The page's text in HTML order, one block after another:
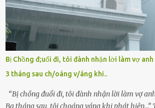
bà Đỗ Thị Nga, lập tức ra quyết định nhẫn tâm:
viện cớ “không đủ khả năng nuôi dưỡng” và
quyền giám hộ, yêu cầu bệnh viện xử lý bé
bỏ rơi. Trong khi ấy, con gái ruột của họ –
mê man sau sinh, hoàn toàn không hay biết
Thiếu úy Nguyễn Thị Mai, một nữ cảnh sát
tình cờ chứng kiến giây phút bé bị đưa đi trong
hỏn, bàn tay bé xíu co quắp, ...
Bị Chồng đ;uổi đi, tôi đành nhận lời làm vợ anh
3 tháng sau ch/oáng v/áng khi..
“Bị chồng đuổi đi, tôi đành nhận lời làm vợ
Ba tháng sau, tôi choáng váng khi phát hiện…”